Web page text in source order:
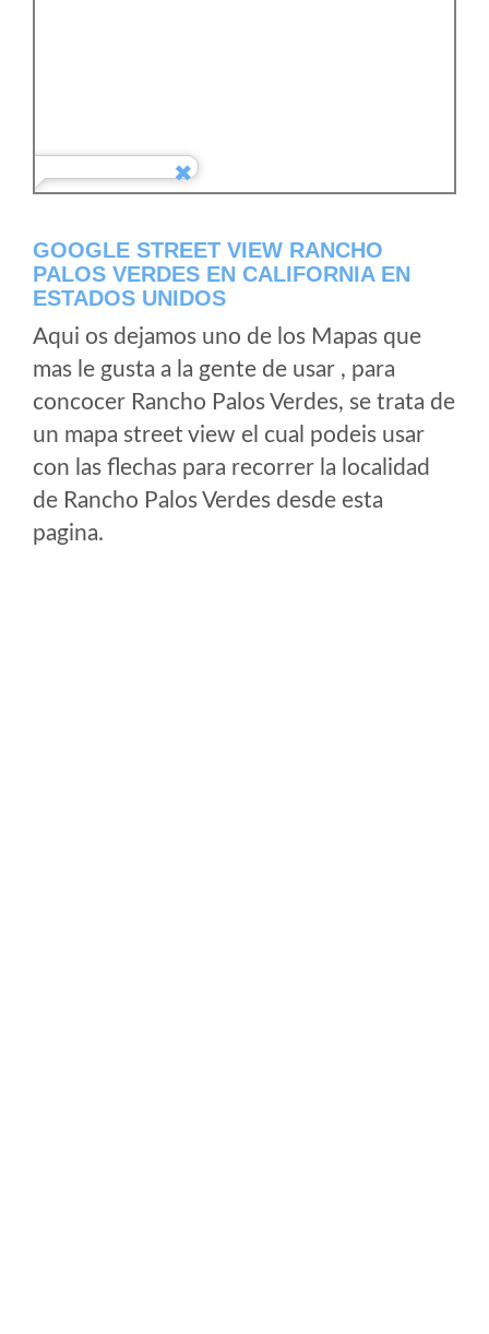
GOOGLE STREET VIEW RANCHO
PALOS VERDES EN CALIFORNIA EN
ESTADOS UNIDOS
Aqui os dejamos uno de los Mapas que
mas le gusta a la gente de usar , para
concocer Rancho Palos Verdes, se trata de
un mapa street view el cual podeis usar
con las flechas para recorrer la localidad
de Rancho Palos Verdes desde esta
pagina.